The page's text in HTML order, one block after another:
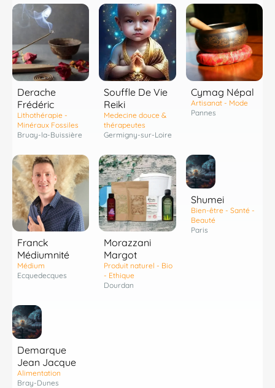
Derache
Frédéric
Lithothérapie -
Minéraux Fossiles
Bruay-la-Buissière
Souffle De Vie
Reiki
Medecine douce &
thérapeutes
Germigny-sur-Loire
Cymag Népal
Artisanat - Mode
Pannes
Franck
Médiumnité
Médium
Ecquedecques
Morazzani
Margot
Produit naturel - Bio
- Ethique
Dourdan
Shumei
Bien-être - Santé -
Beauté
Paris
Demarque
Jean Jacque
Alimentation
Bray-Dunes